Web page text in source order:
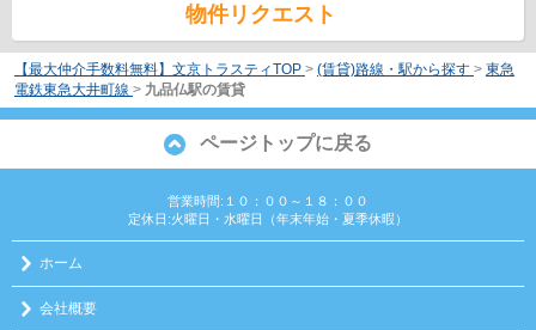
物件リクエスト
【最大仲介手数料無料】文京トラスティTOP > (賃貸)路線・駅から探す > 東急
電鉄東急大井町線 > 九品仏駅の賃貸
ページトップに戻る
営業時間:１０：００～１８：００
定休日:火曜日・水曜日（年末年始・夏季休暇）
ホーム
会社概要